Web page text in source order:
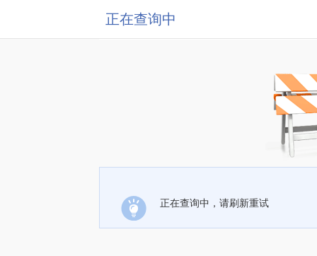
正在查询中
正在查询中，请刷新重试